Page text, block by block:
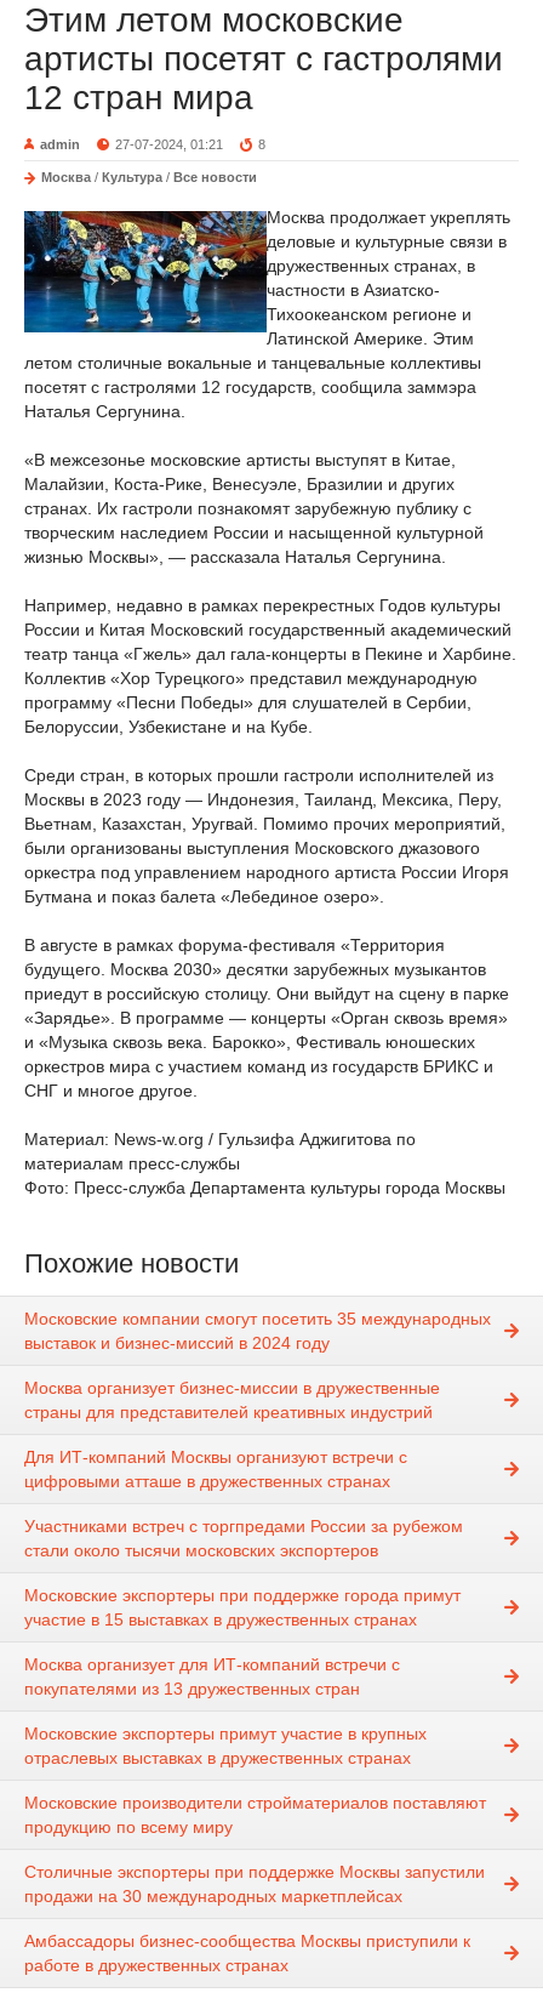
Этим летом московские
артисты посетят с гастролями
12 стран мира
admin 27-07-2024, 01:21 8
Москва / Культура / Все новости
Москва продолжает укреплять
деловые и культурные связи в
дружественных странах, в
частности в Азиатско-
Тихоокеанском регионе и
Латинской Америке. Этим
летом столичные вокальные и танцевальные коллективы
посетят с гастролями 12 государств, сообщила заммэра
Наталья Сергунина.
«В межсезонье московские артисты выступят в Китае,
Малайзии, Коста-Рике, Венесуэле, Бразилии и других
странах. Их гастроли познакомят зарубежную публику с
творческим наследием России и насыщенной культурной
жизнью Москвы», — рассказала Наталья Сергунина.
Например, недавно в рамках перекрестных Годов культуры
России и Китая Московский государственный академический
театр танца «Гжель» дал гала-концерты в Пекине и Харбине.
Коллектив «Хор Турецкого» представил международную
программу «Песни Победы» для слушателей в Сербии,
Белоруссии, Узбекистане и на Кубе.
Среди стран, в которых прошли гастроли исполнителей из
Москвы в 2023 году — Индонезия, Таиланд, Мексика, Перу,
Вьетнам, Казахстан, Уругвай. Помимо прочих мероприятий,
были организованы выступления Московского джазового
оркестра под управлением народного артиста России Игоря
Бутмана и показ балета «Лебединое озеро».
В августе в рамках форума-фестиваля «Территория
будущего. Москва 2030» десятки зарубежных музыкантов
приедут в российскую столицу. Они выйдут на сцену в парке
«Зарядье». В программе — концерты «Орган сквозь время»
и «Музыка сквозь века. Барокко», Фестиваль юношеских
оркестров мира с участием команд из государств БРИКС и
СНГ и многое другое.
Материал: News-w.org / Гульзифа Аджигитова по
материалам пресс-службы
Фото: Пресс-служба Департамента культуры города Москвы
Похожие новости
Московские компании смогут посетить 35 международных
выставок и бизнес-миссий в 2024 году
Москва организует бизнес-миссии в дружественные
страны для представителей креативных индустрий
Для ИТ-компаний Москвы организуют встречи с
цифровыми атташе в дружественных странах
Участниками встреч с торгпредами России за рубежом
стали около тысячи московских экспортеров
Московские экспортеры при поддержке города примут
участие в 15 выставках в дружественных странах
Москва организует для ИТ-компаний встречи с
покупателями из 13 дружественных стран
Московские экспортеры примут участие в крупных
отраслевых выставках в дружественных странах
Московские производители стройматериалов поставляют
продукцию по всему миру
Столичные экспортеры при поддержке Москвы запустили
продажи на 30 международных маркетплейсах
Амбассадоры бизнес-сообщества Москвы приступили к
работе в дружественных странах